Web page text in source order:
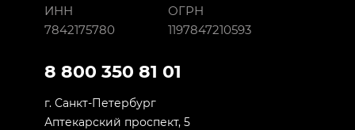
ИНН
7842175780
ОГРН
1197847210593
8 800 350 81 01
г. Санкт-Петербург
Аптекарский проспект, 5